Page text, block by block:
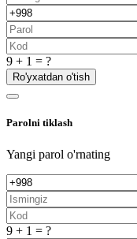
9 + 1 = ?
Ro'yxatdan o'tish
Parolni tiklash
Yangi parol o'rnating
9 + 1 = ?